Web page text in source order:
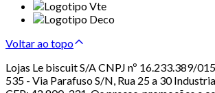
Voltar ao topo
Lojas Le biscuit S/A CNPJ nº 16.233.389/
535 - Via Parafuso S/N, Rua 25 a 30